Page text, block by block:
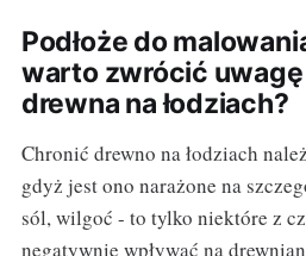
Podłoże do
warto zwrócić uwagę
drewna na łodziach?
Chronić drewno na łodziach
gdyż jest ono narażone na
sól, wilgoć - to tylko niektóre z
negatywnie wpływać na